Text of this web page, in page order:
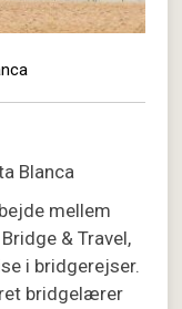
Blanca
mellem
& Travel,
i bridgerejser.
bridgelærer